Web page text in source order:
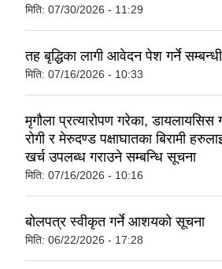
मिति: 07/30/2026 - 11:29
तह बृद्धिका लागी आवेदन पेश गर्ने
मिति: 07/16/2026 - 10:33
मृगौला प्रत्यारोपण गरेका, डायलायसिस
रोगी र मेरुदण्ड पक्षाघातका बिरामी
खर्च उपलब्ध गराउने सम्बन्धि सूचना
मिति: 07/16/2026 - 10:16
बोलपत्र स्वीकृत गर्ने आशयको सूचना
मिति: 06/22/2026 - 17:28